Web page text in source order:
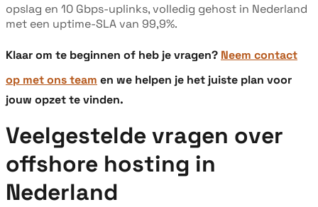
opslag en 10 Gbps-uplinks, volledig gehost in Nederland
met een uptime-SLA van 99,9%.
Klaar om te beginnen of heb je vragen? Neem contact
op met ons team en we helpen je het juiste plan voor
jouw opzet te vinden.
Veelgestelde vragen over
offshore hosting in
Nederland